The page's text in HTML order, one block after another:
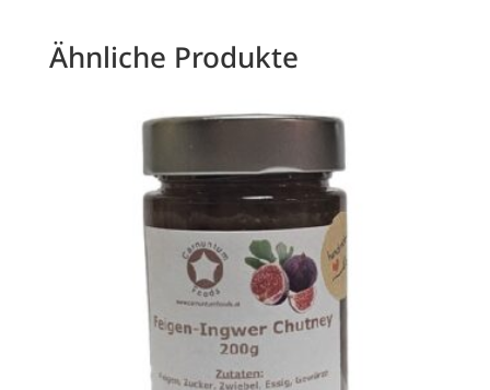
Ähnliche Produkte